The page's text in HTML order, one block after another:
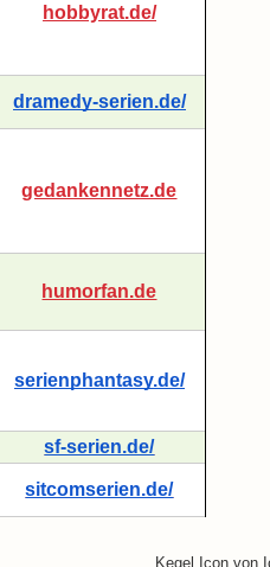
hobbyrat.de/
dramedy-serien.de/
gedankennetz.de
humorfan.de
serienphantasy.de/
sf-serien.de/
sitcomserien.de/
Kegel Icon von